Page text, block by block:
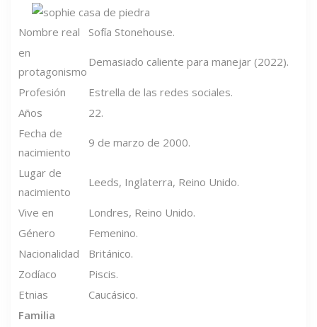
Nombre real
Sofía Stonehouse.
en
protagonismo
Demasiado caliente para manejar (2022).
Profesión
Estrella de las redes sociales.
Años
22.
Fecha de
nacimiento
9 de marzo de 2000.
Lugar de
nacimiento
Leeds, Inglaterra, Reino Unido.
Vive en
Londres, Reino Unido.
Género
Femenino.
Nacionalidad
Británico.
Zodíaco
Piscis.
Etnias
Caucásico.
Familia